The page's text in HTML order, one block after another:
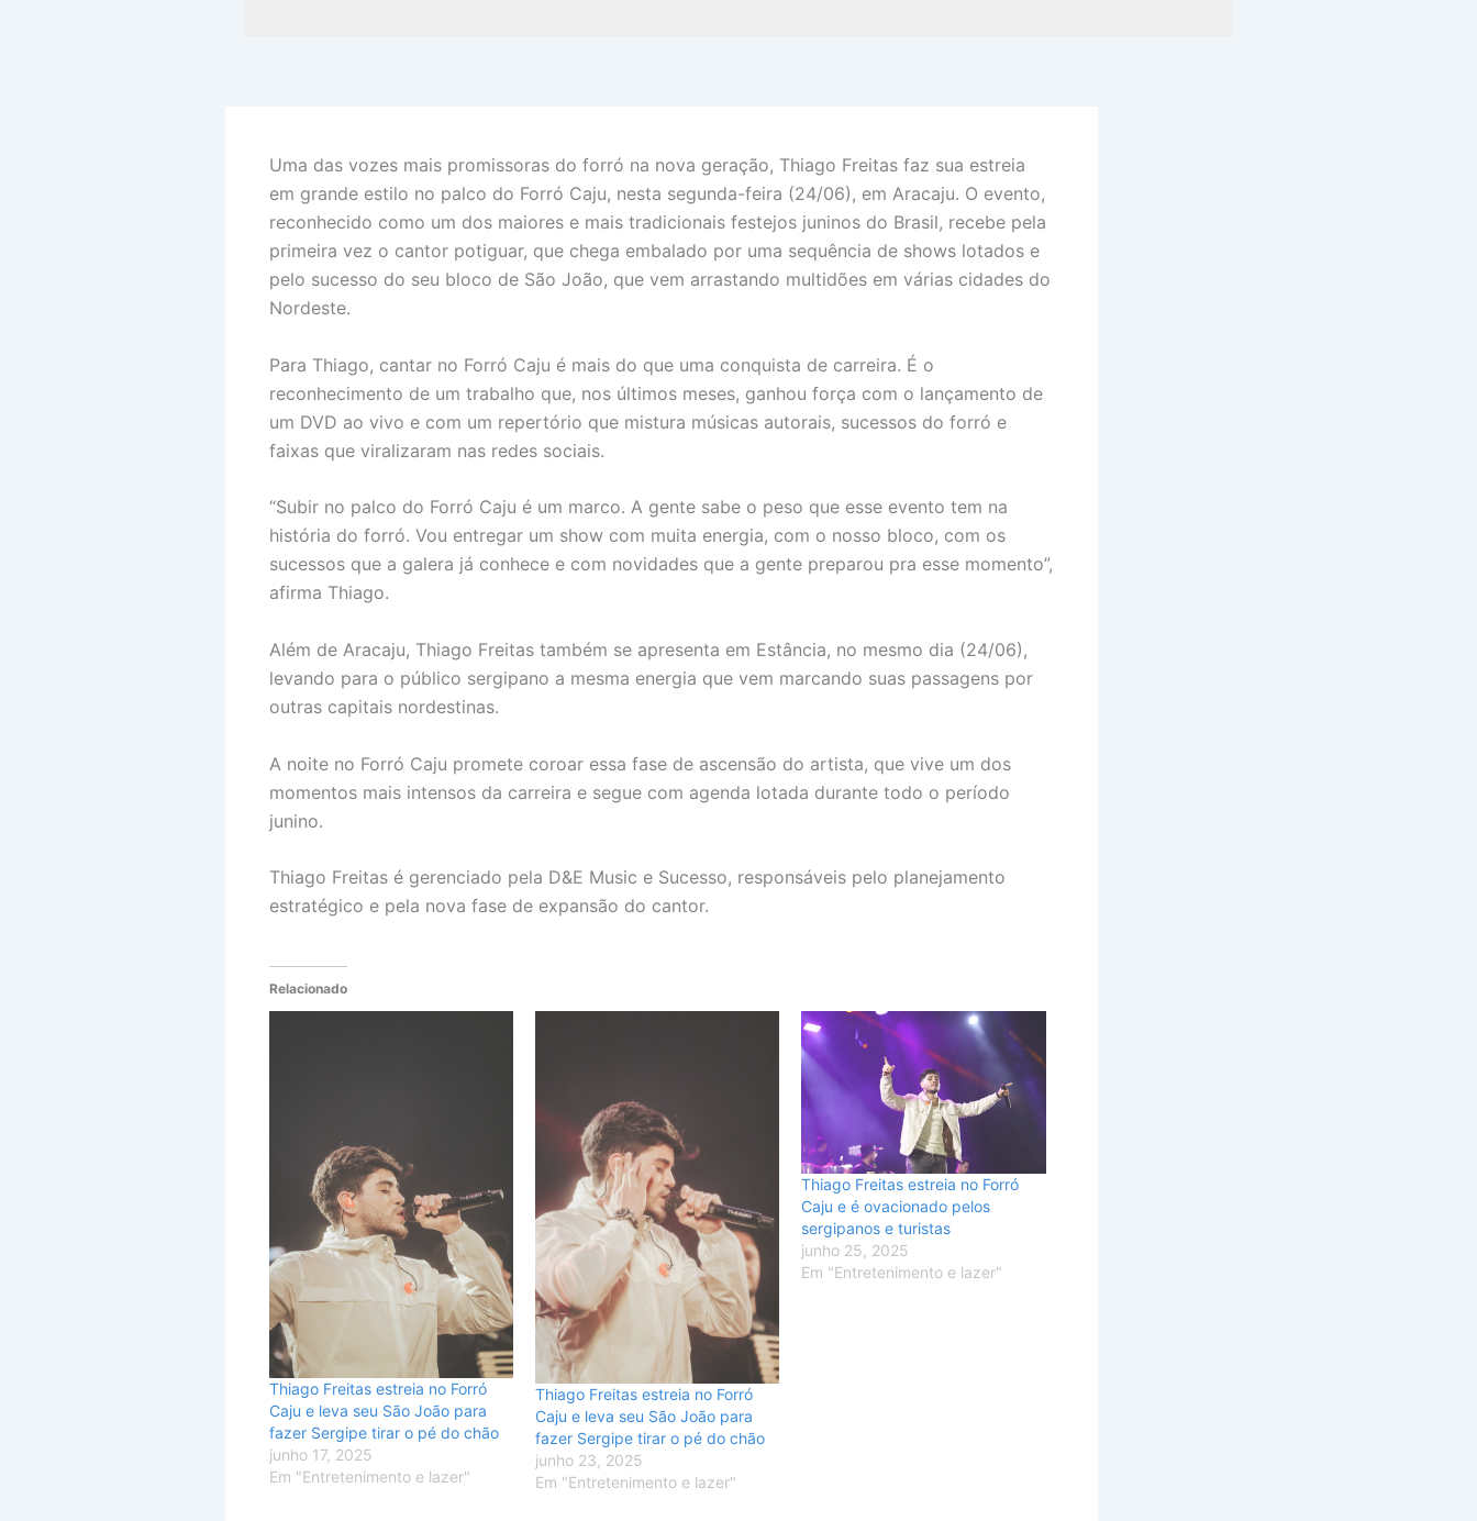
Uma das vozes mais promissoras do forró na nova geração, Thiago Freitas faz sua estreia
em grande estilo no palco do Forró Caju, nesta segunda-feira (24/06), em Aracaju. O evento,
reconhecido como um dos maiores e mais tradicionais festejos juninos do Brasil, recebe pela
primeira vez o cantor potiguar, que chega embalado por uma sequência de shows lotados e
pelo sucesso do seu bloco de São João, que vem arrastando multidões em várias cidades do
Nordeste.
Para Thiago, cantar no Forró Caju é mais do que uma conquista de carreira. É o
reconhecimento de um trabalho que, nos últimos meses, ganhou força com o lançamento de
um DVD ao vivo e com um repertório que mistura músicas autorais, sucessos do forró e
faixas que viralizaram nas redes sociais.
“Subir no palco do Forró Caju é um marco. A gente sabe o peso que esse evento tem na
história do forró. Vou entregar um show com muita energia, com o nosso bloco, com os
sucessos que a galera já conhece e com novidades que a gente preparou pra esse momento”,
afirma Thiago.
Além de Aracaju, Thiago Freitas também se apresenta em Estância, no mesmo dia (24/06),
levando para o público sergipano a mesma energia que vem marcando suas passagens por
outras capitais nordestinas.
A noite no Forró Caju promete coroar essa fase de ascensão do artista, que vive um dos
momentos mais intensos da carreira e segue com agenda lotada durante todo o período
junino.
Thiago Freitas é gerenciado pela D&E Music e Sucesso, responsáveis pelo planejamento
estratégico e pela nova fase de expansão do cantor.
Relacionado
Thiago Freitas estreia no Forró
Caju e leva seu São João para
fazer Sergipe tirar o pé do chão
junho 17, 2025
Em "Entretenimento e lazer"
Thiago Freitas estreia no Forró
Caju e leva seu São João para
fazer Sergipe tirar o pé do chão
junho 23, 2025
Em "Entretenimento e lazer"
Thiago Freitas estreia no Forró
Caju e é ovacionado pelos
sergipanos e turistas
junho 25, 2025
Em "Entretenimento e lazer"